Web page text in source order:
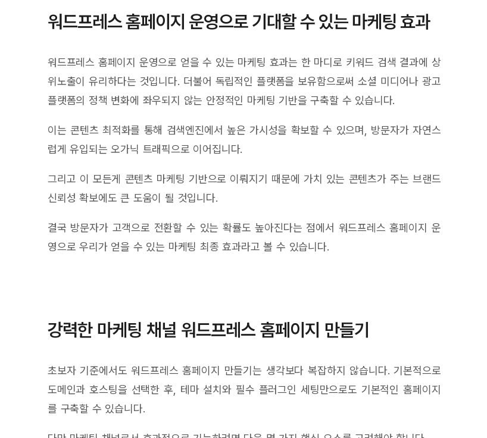
워드프레스 홈페이지 운영으로 기대할 수 있는 마케팅 효과
워드프레스 홈페이지 운영으로 얻을 수 있는 마케팅 효과는 한 마디로 키워드 검색 결과에 상
위노출이 유리하다는 것입니다. 더불어 독립적인 플랫폼을 보유함으로써 소셜 미디어나 광고
플랫폼의 정책 변화에 좌우되지 않는 안정적인 마케팅 기반을 구축할 수 있습니다.
이는 콘텐츠 최적화를 통해 검색엔진에서 높은 가시성을 확보할 수 있으며, 방문자가 자연스
럽게 유입되는 오가닉 트래픽으로 이어집니다.
그리고 이 모든게 콘텐츠 마케팅 기반으로 이뤄지기 때문에 가치 있는 콘텐츠가 주는 브랜드
신뢰성 확보에도 큰 도움이 될 것입니다.
결국 방문자가 고객으로 전환할 수 있는 확률도 높아진다는 점에서 워드프레스 홈페이지 운
영으로 우리가 얻을 수 있는 마케팅 최종 효과라고 볼 수 있습니다.
강력한 마케팅 채널 워드프레스 홈페이지 만들기
초보자 기준에서도 워드프레스 홈페이지 만들기는 생각보다 복잡하지 않습니다. 기본적으로
도메인과 호스팅을 선택한 후, 테마 설치와 필수 플러그인 세팅만으로도 기본적인 홈페이지
를 구축할 수 있습니다.